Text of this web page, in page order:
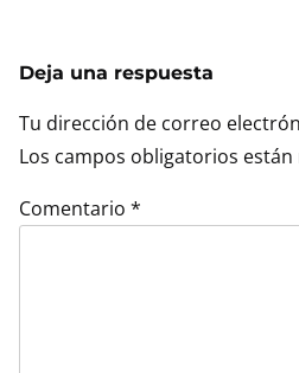
Deja una respuesta
Tu dirección de correo
Los campos obligatorios
Comentario *